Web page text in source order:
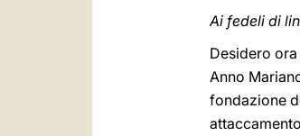
Ai fedeli di
Desidero
Anno
fondazione